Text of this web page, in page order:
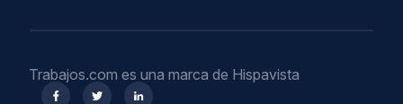
Trabajos.com es una marca de Hispavista